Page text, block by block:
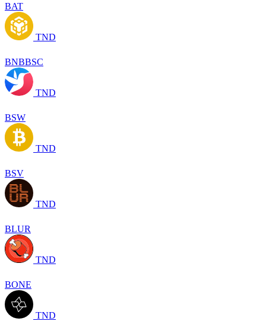
BAT
TND
BNBBSC
TND
BSW
TND
BSV
TND
BLUR
TND
BONE
TND